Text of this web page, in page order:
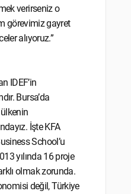
verirseniz o
görevimiz gayret
alıyoruz.”
IDEF’in
Bursa’da
İşte KFA
School’u
yılında 16 proje
olmak zorunda.
değil, Türkiye